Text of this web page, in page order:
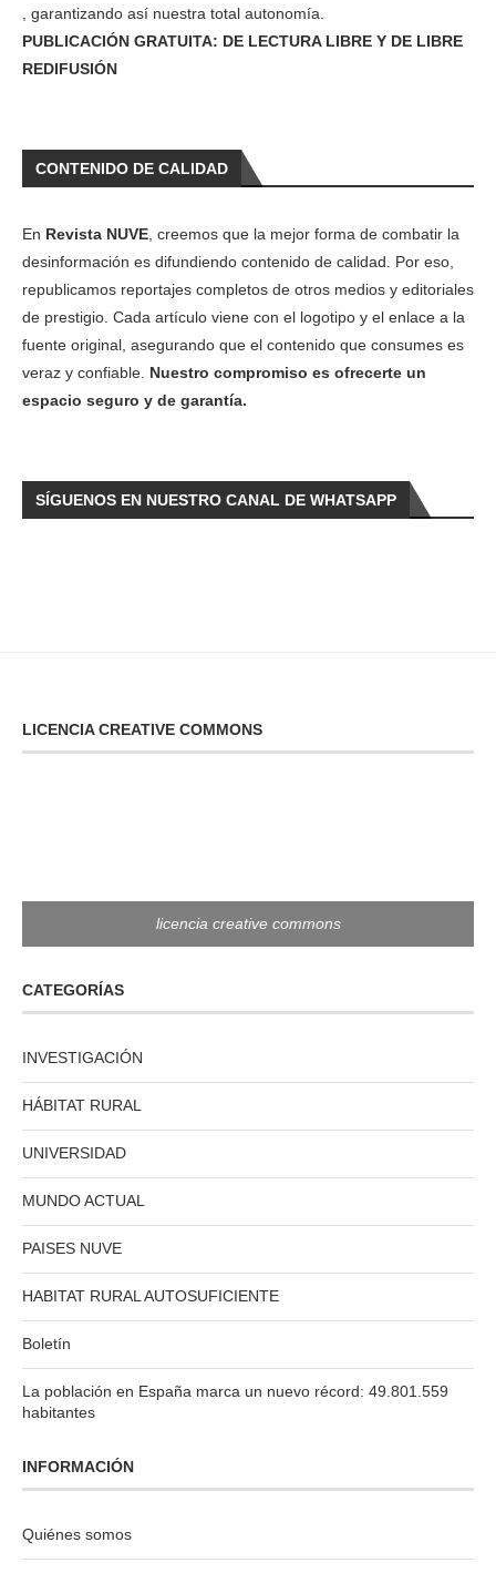
, garantizando así nuestra total autonomía.
PUBLICACIÓN GRATUITA: DE LECTURA LIBRE Y DE LIBRE
REDIFUSIÓN
CONTENIDO DE CALIDAD
En Revista NUVE , creemos que la mejor forma de combatir la
desinformación es difundiendo contenido de calidad. Por eso,
republicamos reportajes completos de otros medios y editoriales
de prestigio. Cada artículo viene con el logotipo y el enlace a la
fuente original, asegurando que el contenido que consumes es
veraz y confiable. Nuestro compromiso es ofrecerte un
espacio seguro y de garantía.
SÍGUENOS EN NUESTRO CANAL DE WHATSAPP
LICENCIA CREATIVE COMMONS
licencia creative commons
CATEGORÍAS
INVESTIGACIÓN
HÁBITAT RURAL
UNIVERSIDAD
MUNDO ACTUAL
PAISES NUVE
HABITAT RURAL AUTOSUFICIENTE
Boletín
La población en España marca un nuevo récord: 49.801.559
habitantes
INFORMACIÓN
Quiénes somos